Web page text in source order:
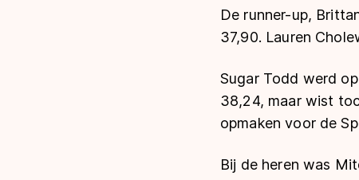
De runner-up,
37,90. Lauren
Sugar Todd werd
38,24, maar wist
opmaken voor de
Bij de heren was